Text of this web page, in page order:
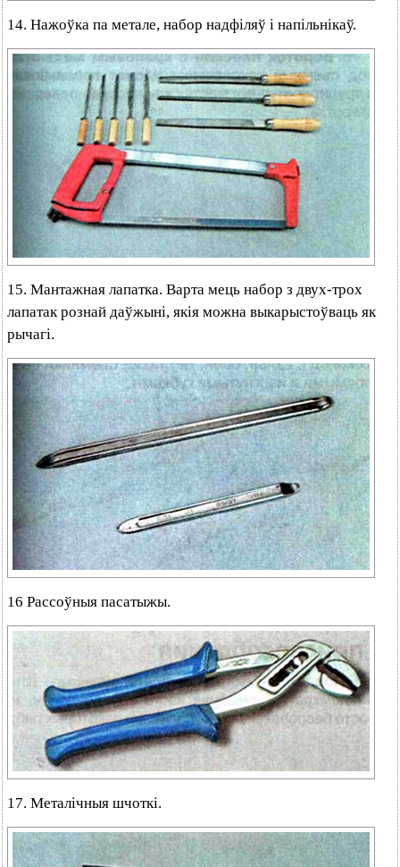
14. Нажоўка па метале, набор надфіляў і напільнікаў.
15. Мантажная лапатка. Варта мець набор з двух-трох
лапатак рознай даўжыні, якія можна выкарыстоўваць як
рычагі.
16 Рассоўныя пасатыжы.
17. Металічныя шчоткі.